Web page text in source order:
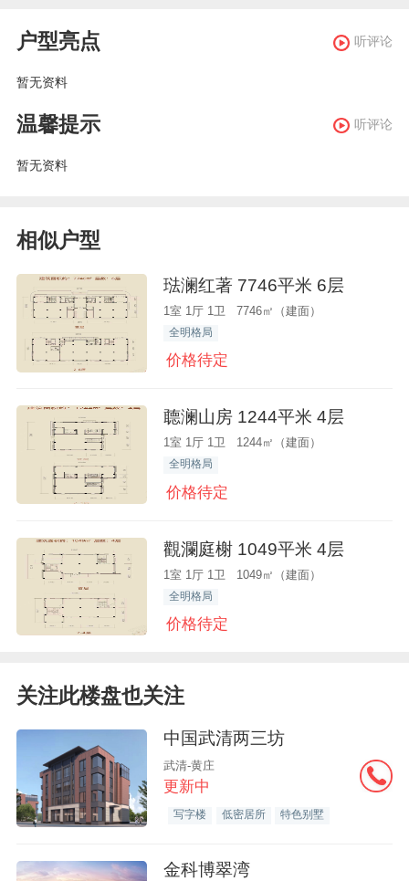
户型亮点 听评论
暂无资料
温馨提示 听评论
暂无资料
相似户型
琺澜红著 7746平米 6层
1室 1厅 1卫 7746㎡（建面）
全明格局
价格待定
聼澜山房 1244平米 4层
1室 1厅 1卫 1244㎡（建面）
全明格局
价格待定
觀瀾庭榭 1049平米 4层
1室 1厅 1卫 1049㎡（建面）
全明格局
价格待定
关注此楼盘也关注
中国武清两三坊
武清-黄庄
更新中
写字楼 低密居所 特色别墅
金科博翠湾